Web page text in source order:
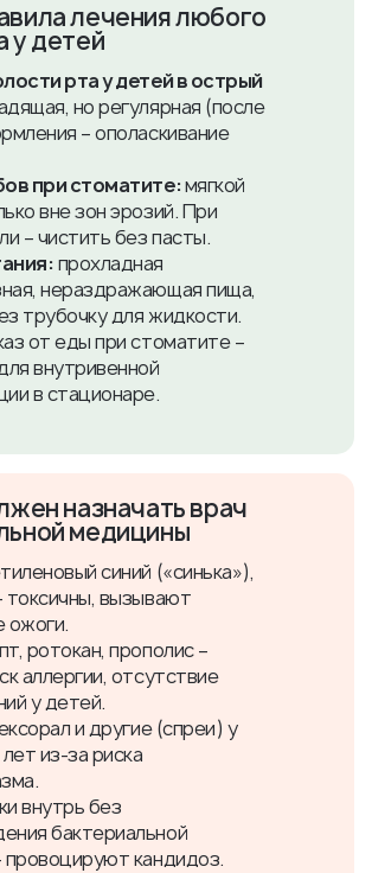
лечения любого
у детей
рта у детей в острый
но регулярная (после
– ополаскивание
при стоматите:мягкой
вне зон эрозий. При
– чистить без пасты.
прохладная
нераздражающая пища,
трубочку для жидкости.
от еды при стоматите –
внутривенной
в стационаре.
назначать врач
медицины
синий («синька»),
токсичны, вызывают
ожоги.
ротокан, прополис –
аллергии, отсутствие
у детей.
и другие (спреи) у
из-за риска
внутрь без
бактериальной
провоцируют кандидоз.